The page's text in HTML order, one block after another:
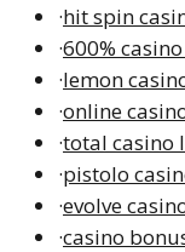
·hit spin
·600%
·lemon
·online
·total casino
·pistolo
·evolve
·casino